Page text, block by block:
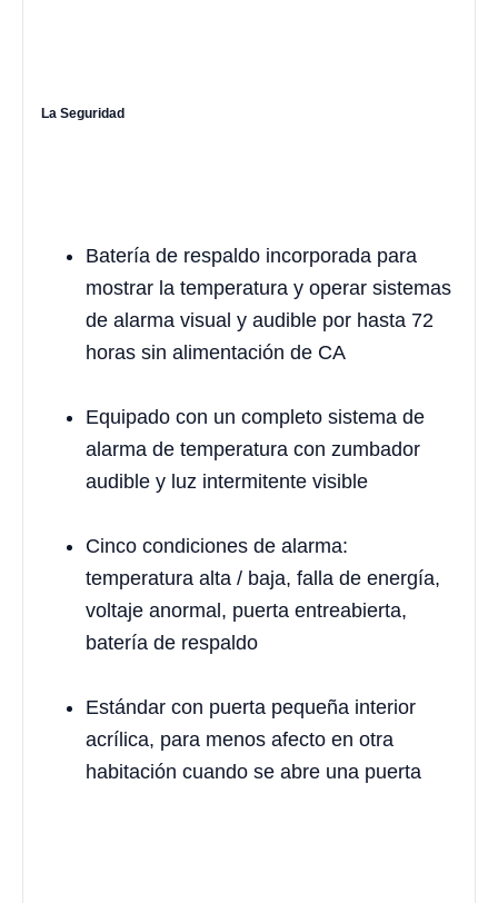
La Seguridad
Batería de respaldo incorporada para
mostrar la temperatura y operar sistemas
de alarma visual y audible por hasta 72
horas sin alimentación de CA
Equipado con un completo sistema de
alarma de temperatura con zumbador
audible y luz intermitente visible
Cinco condiciones de alarma:
temperatura alta / baja, falla de energía,
voltaje anormal, puerta entreabierta,
batería de respaldo
Estándar con puerta pequeña interior
acrílica, para menos afecto en otra
habitación cuando se abre una puerta